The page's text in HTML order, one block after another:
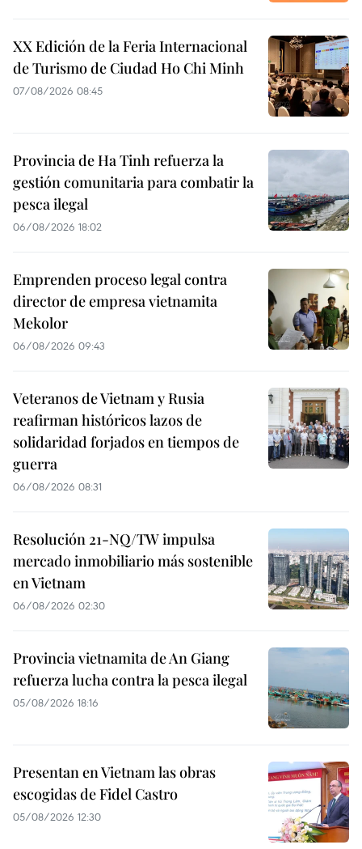
XX Edición de la Feria Internacional
de Turismo de Ciudad Ho Chi Minh
07/08/2026 08:45
Provincia de Ha Tinh refuerza la
gestión comunitaria para combatir la
pesca ilegal
06/08/2026 18:02
Emprenden proceso legal contra
director de empresa vietnamita
Mekolor
06/08/2026 09:43
Veteranos de Vietnam y Rusia
reafirman históricos lazos de
solidaridad forjados en tiempos de
guerra
06/08/2026 08:31
Resolución 21-NQ/TW impulsa
mercado inmobiliario más sostenible
en Vietnam
06/08/2026 02:30
Provincia vietnamita de An Giang
refuerza lucha contra la pesca ilegal
05/08/2026 18:16
Presentan en Vietnam las obras
escogidas de Fidel Castro
05/08/2026 12:30